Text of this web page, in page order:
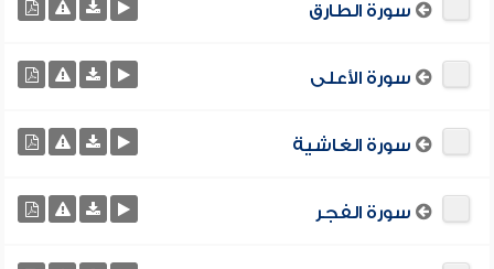
سورة الطارق
سورة الأعلى
سورة الغاشية
سورة الفجر